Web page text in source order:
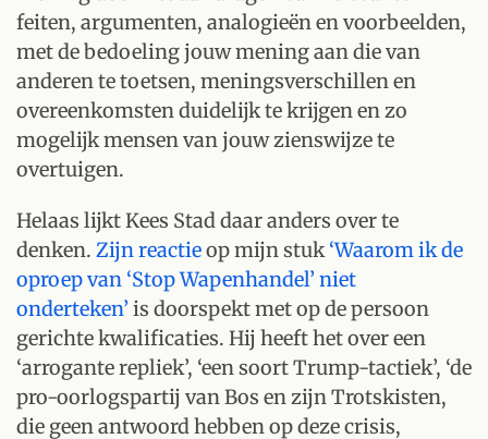
feiten, argumenten, analogieën en voorbeelden,
met de bedoeling jouw mening aan die van
anderen te toetsen, meningsverschillen en
overeenkomsten duidelijk te krijgen en zo
mogelijk mensen van jouw zienswijze te
overtuigen.
Helaas lijkt Kees Stad daar anders over te
denken. Zijn reactieop mijn stuk‘Waarom ik de
oproep van ‘Stop Wapenhandel’ niet
onderteken’ is doorspekt met op de persoon
gerichte kwalificaties. Hij heeft het over een
‘arrogante repliek’, ‘een soort Trump-tactiek’, ‘de
pro-oorlogspartij van Bos en zijn Trotskisten,
die geen antwoord hebben op deze crisis,